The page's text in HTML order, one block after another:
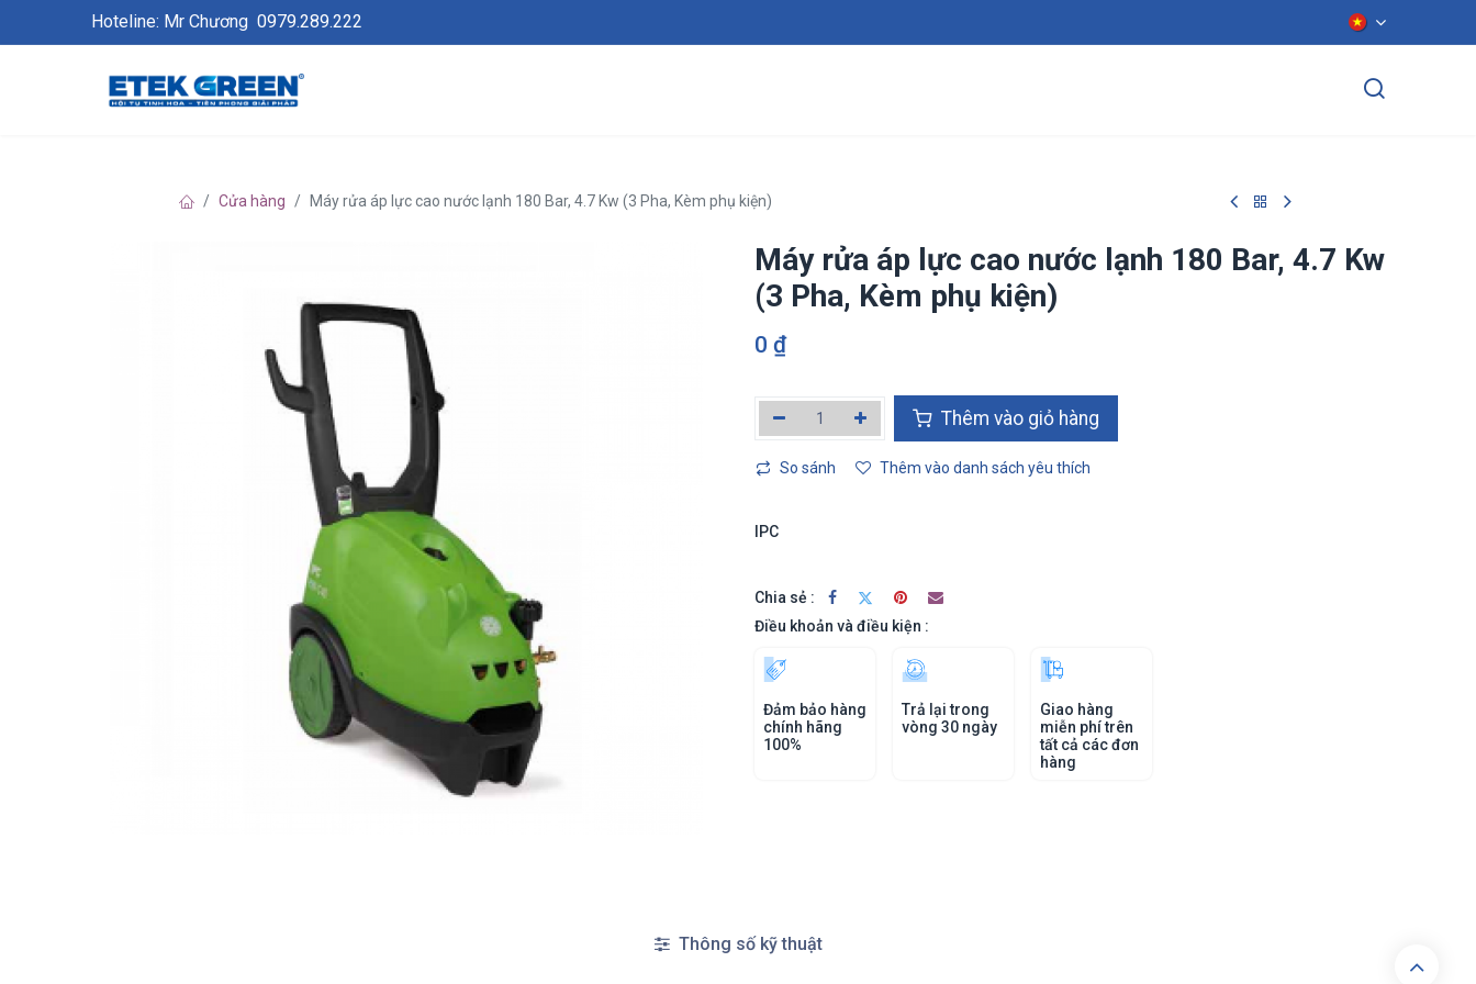
Hoteline: Mr Chương 0979.289.222
Cửa hàng Máy rửa áp lực cao nước lạnh 180 Bar, 4.7 Kw (3 Pha, Kèm phụ kiện)
Máy rửa áp lực cao nước lạnh 180 Bar, 4.7 Kw
(3 Pha, Kèm phụ kiện)
0 ₫
Thêm vào giỏ hàn​​​​g
So sánh Thêm vào danh sách yêu thích
IPC
Chia sẻ :
Điều khoản và điều kiện :
Đảm bảo hàng
chính hãng
100%
Trả lại trong
vòng 30 ngày
Giao hàng
miễn phí trên
tất cả các đơn
hàng
Thông số kỹ thuật